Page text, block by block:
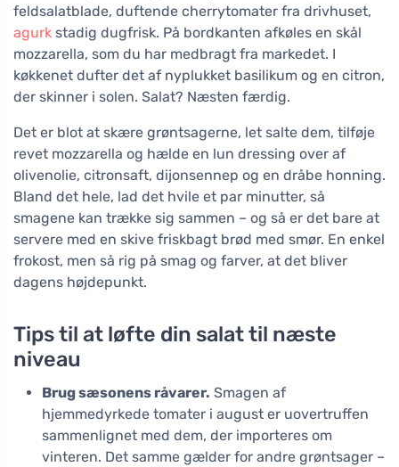
feldsalatblade, duftende cherrytomater fra drivhuset,
agurk stadig dugfrisk. På bordkanten afkøles en skål
mozzarella, som du har medbragt fra markedet. I
køkkenet dufter det af nyplukket basilikum og en citron,
der skinner i solen. Salat? Næsten færdig.
Det er blot at skære grøntsagerne, let salte dem, tilføje
revet mozzarella og hælde en lun dressing over af
olivenolie, citronsaft, dijonsennep og en dråbe honning.
Bland det hele, lad det hvile et par minutter, så
smagene kan trække sig sammen – og så er det bare at
servere med en skive friskbagt brød med smør. En enkel
frokost, men så rig på smag og farver, at det bliver
dagens højdepunkt.
Tips til at løfte din salat til næste
niveau
Brug sæsonens råvarer. Smagen af
hjemmedyrkede tomater i august er uovertruffen
sammenlignet med dem, der importeres om
vinteren. Det samme gælder for andre grøntsager –